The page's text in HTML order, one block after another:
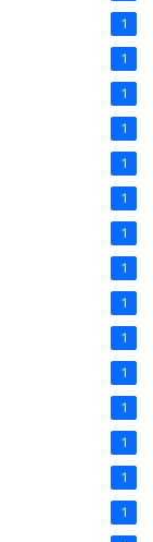
1
1
1
1
1
1
1
1
1
1
1
1
1
1
1